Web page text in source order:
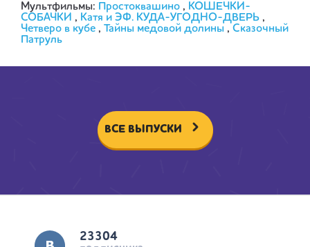
Мультфильмы: Простоквашино , КОШЕЧКИ-
СОБАЧКИ , Катя и ЭФ. КУДА-УГОДНО-ДВЕРЬ ,
Четверо в кубе , Тайны медовой долины , Сказочный
Патруль
ВСЕ ВЫПУСКИ
23304